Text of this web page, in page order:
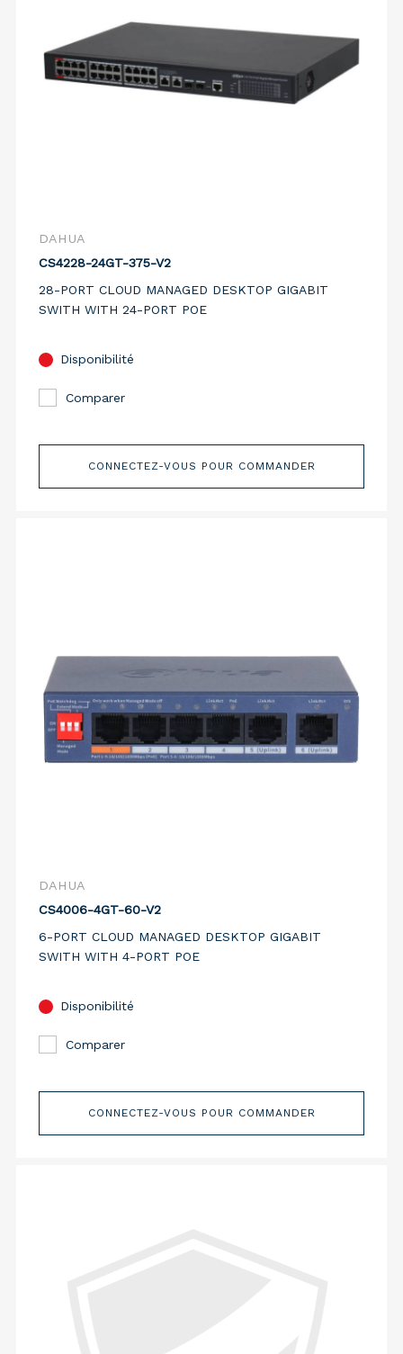
DAHUA
CS4228-24GT-375-V2
28-PORT CLOUD MANAGED DESKTOP GIGABIT
SWITH WITH 24-PORT POE
Disponibilité
Comparer
CONNECTEZ-VOUS POUR COMMANDER
DAHUA
CS4006-4GT-60-V2
6-PORT CLOUD MANAGED DESKTOP GIGABIT
SWITH WITH 4-PORT POE
Disponibilité
Comparer
CONNECTEZ-VOUS POUR COMMANDER